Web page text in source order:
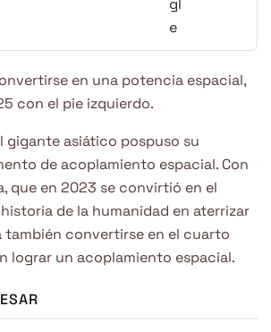
en una potencia espacial,
con el pie izquierdo.
gigante asiático pospuso su
de acoplamiento espacial. Con
que en 2023 se convirtió en el
de la humanidad en aterrizar
también convertirse en el cuarto
lograr un acoplamiento espacial.